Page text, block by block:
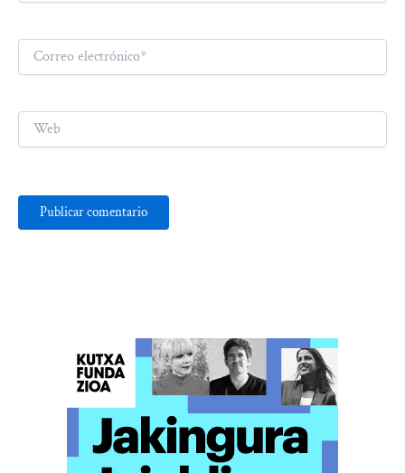
Correo
electrónico*
Web